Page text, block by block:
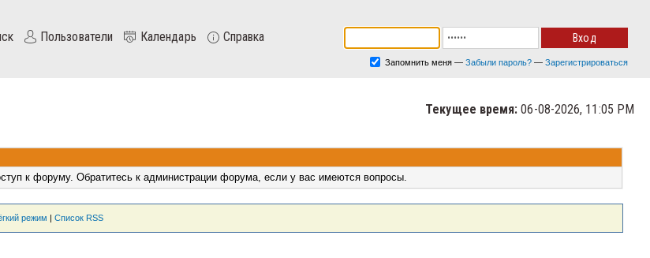
Пользователи Календарь Справка
Запомнить меня — Забыли пароль? — Зарегистрироваться
Текущее время: 06-08-2026, 11:05 PM
к форуму. Обратитесь к администрации форума, если у вас имеются вопросы.
режим | Список RSS